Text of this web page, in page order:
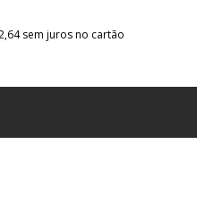
sem jurosno cartão